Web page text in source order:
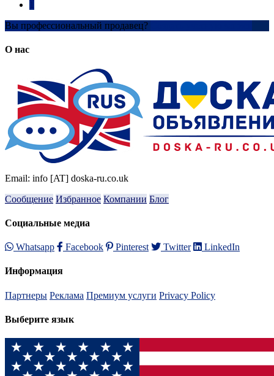
Вы профессиональный продавец?
О нас
Email: info [AT] doska-ru.co.uk
Сообщение Избранное Компании Блог
Социальные медиа
Whatsapp Facebook Pinterest Twitter LinkedIn
Информация
Партнеры Реклама Премиум услуги Privacy Policy
Выберите язык